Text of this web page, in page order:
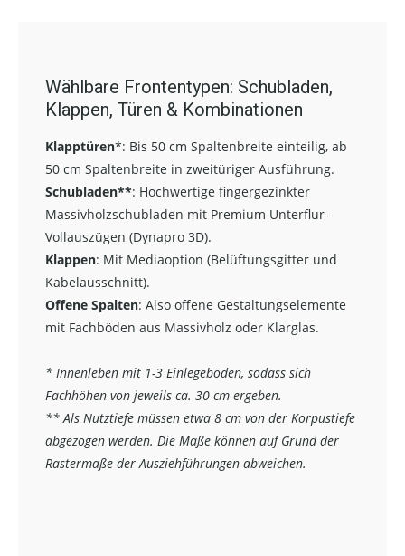
Wählbare Frontentypen: Schubladen,
Klappen, Türen & Kombinationen
Klapptüren*: Bis 50 cm Spaltenbreite einteilig, ab
50 cm Spaltenbreite in zweitüriger Ausführung.
Schubladen**: Hochwertige fingergezinkter
Massivholzschubladen mit Premium Unterflur-
Vollauszügen (Dynapro 3D).
Klappen: Mit Mediaoption (Belüftungsgitter und
Kabelausschnitt).
Offene Spalten: Also offene Gestaltungselemente
mit Fachböden aus Massivholz oder Klarglas.
* Innenleben mit 1-3 Einlegeböden, sodass sich
Fachhöhen von jeweils ca. 30 cm ergeben.
** Als Nutztiefe müssen etwa 8 cm von der Korpustiefe
abgezogen werden. Die Maße können auf Grund der
Rastermaße der Ausziehführungen abweichen.